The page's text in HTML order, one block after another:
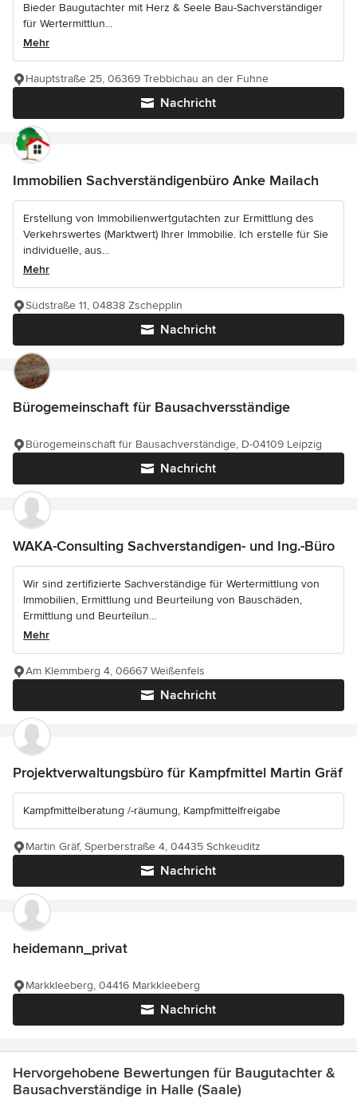
Bieder Baugutachter mit Herz & Seele Bau-Sachverständiger
für Wertermittlun...
Mehr
Nachricht
Hauptstraße 25, 06369 Trebbichau an der Fuhne
Immobilien Sachverständigenbüro Anke Mailach
Erstellung von Immobilienwertgutachten zur Ermittlung des
Verkehrswertes (Marktwert) Ihrer Immobilie. Ich erstelle für Sie
individuelle, aus...
Mehr
Nachricht
Südstraße 11, 04838 Zschepplin
Bürogemeinschaft für Bausachversständige
Nachricht
Bürogemeinschaft für Bausachverständige, D-04109 Leipzig
WAKA-Consulting Sachverstandigen- und Ing.-Büro
Wir sind zertifizierte Sachverständige für Wertermittlung von
Immobilien, Ermittlung und Beurteilung von Bauschäden,
Ermittlung und Beurteilun...
Mehr
Nachricht
Am Klemmberg 4, 06667 Weißenfels
Projektverwaltungsbüro für Kampfmittel Martin Gräf
Kampfmittelberatung /-räumung, Kampfmittelfreigabe
Nachricht
Martin Gräf, Sperberstraße 4, 04435 Schkeuditz
heidemann_privat
Nachricht
Markkleeberg, 04416 Markkleeberg
Hervorgehobene Bewertungen für Baugutachter &
Bausachverständige in Halle (Saale)